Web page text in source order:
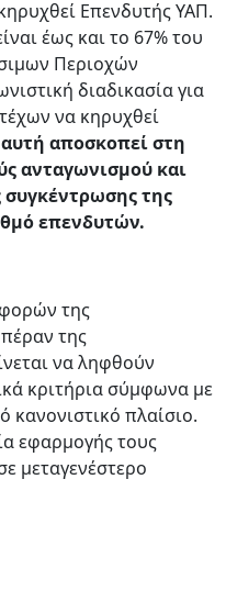
Επενδυτής ΥΑΠ.
έως και το 67% του
Περιοχών
διαδικασία για
να κηρυχθεί
αποσκοπεί στη
ανταγωνισμού και
της
επενδυτών.
της
της
να ληφθούν
κριτήρια σύμφωνα με
κανονιστικό πλαίσιο.
εφαρμογής τους
μεταγενέστερο